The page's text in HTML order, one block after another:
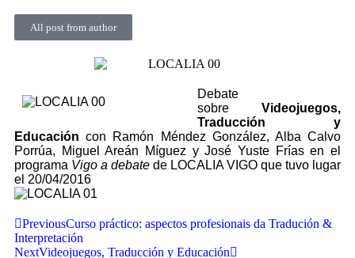
All post from author
Debate
sobre Videojuegos,
Traducción y
Educación con Ramón Méndez González, Alba Calvo
Porrúa, Miguel Areán Míguez y José Yuste Frías en el
programa Vigo a debate de LOCALIA VIGO que tuvo lugar
el 20/04/2016
PreviousCurso práctico: aspectos profesionais da Tradución &
Interpretación
NextVideojuegos, Traducción y Educación